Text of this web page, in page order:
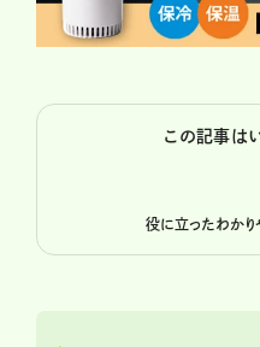
この記事は
役に立ったわかり